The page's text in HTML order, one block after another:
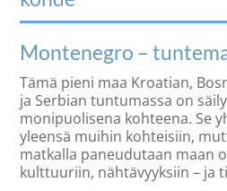
Montenegro –
Tämä pieni maa Kroatian,
ja Serbian tuntumassa on
monipuolisena kohteena. Se
yleensä muihin kohteisiin,
matkalla paneudutaan maan
kulttuuriin, nähtävyyksiin – ja